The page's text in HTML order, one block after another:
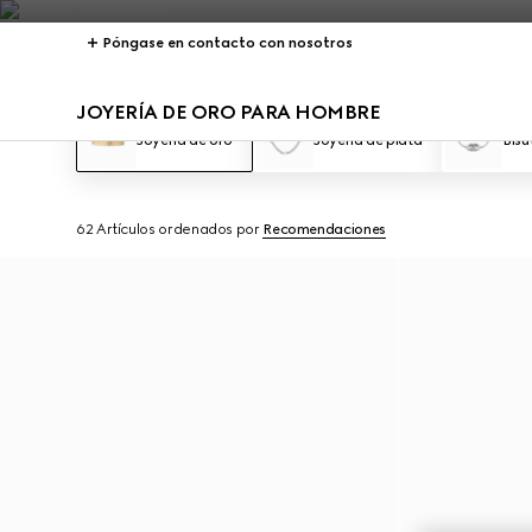
Póngase en contacto con nosotros
JOYERÍA DE ORO PARA HOMBRE
Joyería de oro Joyería de plata
62 Artículos ordenados por Recomendaciones